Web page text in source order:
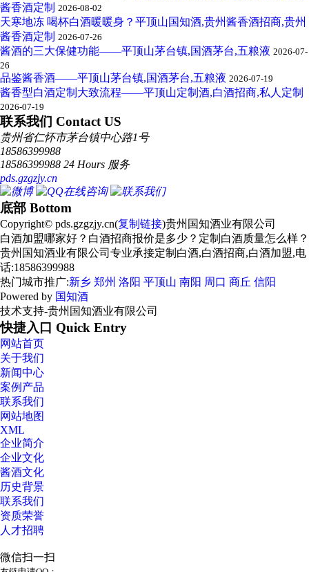
酱香酒定制 2026-08-02
天寒地冻 喝杯白酒暖暖身？平顶山国知酒,贵州酱香酒招商,贵州
酱香酒定制 2026-07-26
酱酒的三大保健功能——平顶山茅台镇,国酒茅台,五粮液 2026-07-
26
品鉴酱香酒——平顶山茅台镇,国酒茅台,五粮液 2026-07-19
酱香型白酒定制大致流程——平顶山定制酒,白酒招商,私人定制
2026-07-19
联系我们 Contact US
贵州省仁怀市茅台镇中心路1号
18586399988
18586399988 24 Hours 服务
pds.gzgzjy.cn
底部 Bottom
Copyright© pds.gzgzjy.cn(复制链接)贵州国知酒业有限公司
白酒加盟哪家好？白酒招商报价是多少？定制白酒质量怎么样？
贵州国知酒业有限公司专业承接定制白酒,白酒招商,白酒加盟,电
话:18586399988
热门城市推广:新乡 郑州 洛阳 平顶山 南阳 周口 商丘 信阳
Powered by 国知酒
技术支持-贵州国知酒业有限公司
快捷入口 Quick Entry
网站首页
关于我们
新闻中心
案例产品
联系我们
网站地图
XML
企业简介
企业文化
酱酒文化
历史背景
联系我们
资质荣誉
人才招聘
微信扫一扫